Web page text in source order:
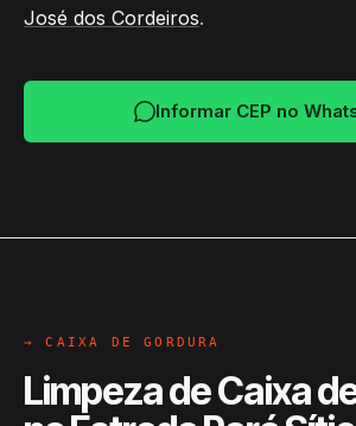
José dos Cordeiros.
Informar CEP no
→ CAIXA DE GORDURA
Limpeza de Caixa